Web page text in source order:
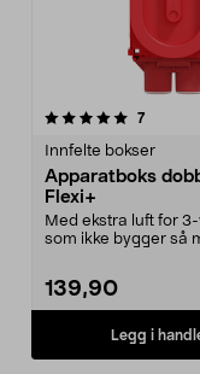
7
Innfelte bokser
Apparatboks
Flexi+
Med ekstra luft for
som ikke bygger så
139,90
Legg i
5.0av 5